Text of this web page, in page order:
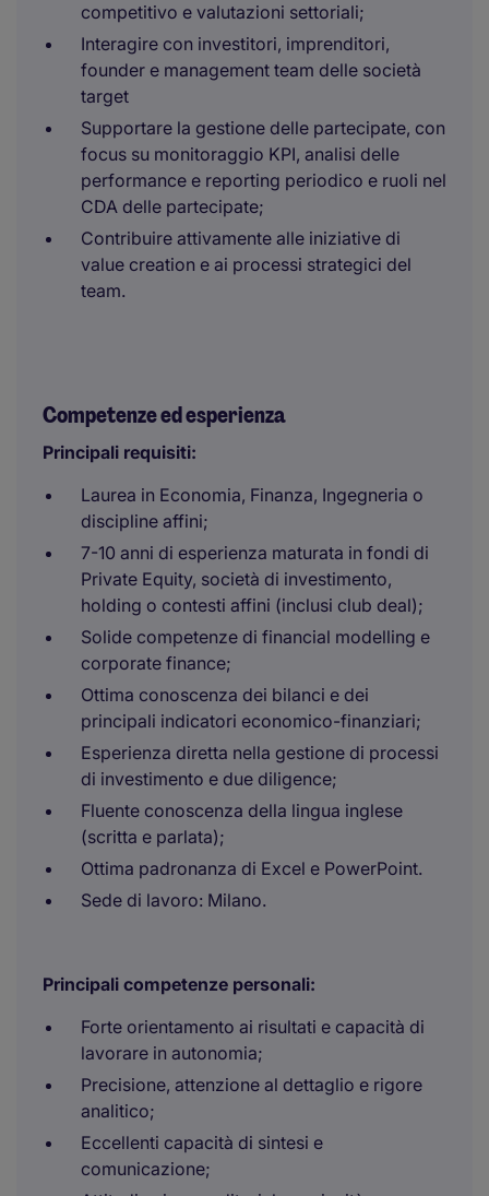
competitivo e valutazioni settoriali;
Interagire con investitori, imprenditori,
founder e management team delle società
target
Supportare la gestione delle partecipate, con
focus su monitoraggio KPI, analisi delle
performance e reporting periodico e ruoli nel
CDA delle partecipate;
Contribuire attivamente alle iniziative di
value creation e ai processi strategici del
team.
Competenze ed esperienza
Principali requisiti:
Laurea in Economia, Finanza, Ingegneria o
discipline affini;
7-10 anni di esperienza maturata in fondi di
Private Equity, società di investimento,
holding o contesti affini (inclusi club deal);
Solide competenze di financial modelling e
corporate finance;
Ottima conoscenza dei bilanci e dei
principali indicatori economico-finanziari;
Esperienza diretta nella gestione di processi
di investimento e due diligence;
Fluente conoscenza della lingua inglese
(scritta e parlata);
Ottima padronanza di Excel e PowerPoint.
Sede di lavoro: Milano.
Principali competenze personali:
Forte orientamento ai risultati e capacità di
lavorare in autonomia;
Precisione, attenzione al dettaglio e rigore
analitico;
Eccellenti capacità di sintesi e
comunicazione;